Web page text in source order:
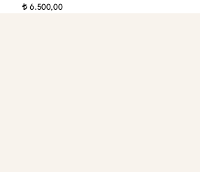
t 6.500,00